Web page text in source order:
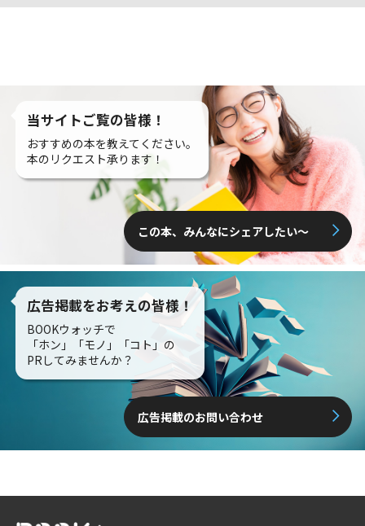
当サイトご覧の皆様！
おすすめの本を教えてください。
本のリクエスト承ります！
この本、みんなにシェアしたい〜
広告掲載をお考えの皆様！
BOOKウォッチで
「ホン」「モノ」「コト」の
PRしてみませんか？
広告掲載のお問い合わせ